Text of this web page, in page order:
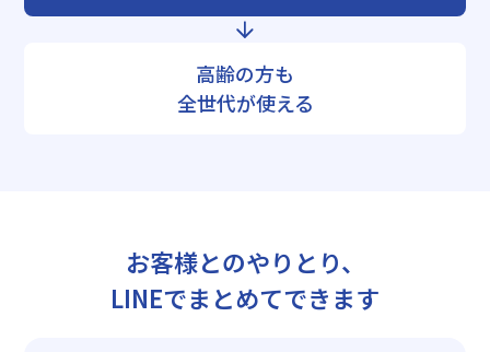
高齢の方も
全世代が使える
お客様とのやりとり、
LINEでまとめてできます